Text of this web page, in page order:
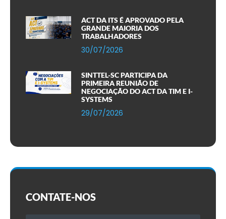
ACT DA ITS É APROVADO PELA
GRANDE MAIORIA DOS
TRABALHADORES
30/07/2026
SINTTEL-SC PARTICIPA DA
PRIMEIRA REUNIÃO DE
NEGOCIAÇÃO DO ACT DA TIM E I-
SYSTEMS
29/07/2026
CONTATE-NOS